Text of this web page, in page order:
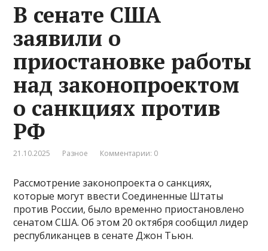
В сенате США
заявили о
приостановке работы
над законопроектом
о санкциях против
РФ
21.10.2025 Разное Комментарии: 0
Рассмотрение законопроекта о санкциях,
которые могут ввести Соединенные Штаты
против России, было временно приостановлено
сенатом США. Об этом 20 октября сообщил лидер
республиканцев в сенате Джон Тьюн.